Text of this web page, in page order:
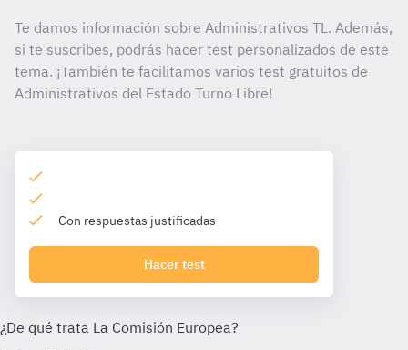
Te damos información sobre Administrativos TL. Además,
si te suscribes, podrás hacer test personalizados de este
tema. ¡También te facilitamos varios test gratuitos de
Administrativos del Estado Turno Libre!
Con respuestas justificadas
Hacer test